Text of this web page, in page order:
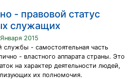
- правовой статус
служащих
2015
службы - самостоятельная часть
- властного аппарата страны. Это
на характер деятельности людей,
их полномочия.